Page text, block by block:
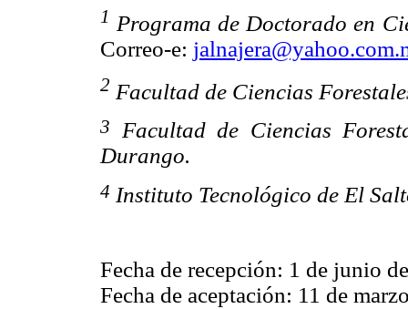
1 Programa de Doctorado en
Correo-e:
2 Facultad de Ciencias
3
Facultad de Ciencias
Durango.
4 Instituto Tecnológico de El
Fecha de recepción: 1 de junio
Fecha de aceptación: 11 de